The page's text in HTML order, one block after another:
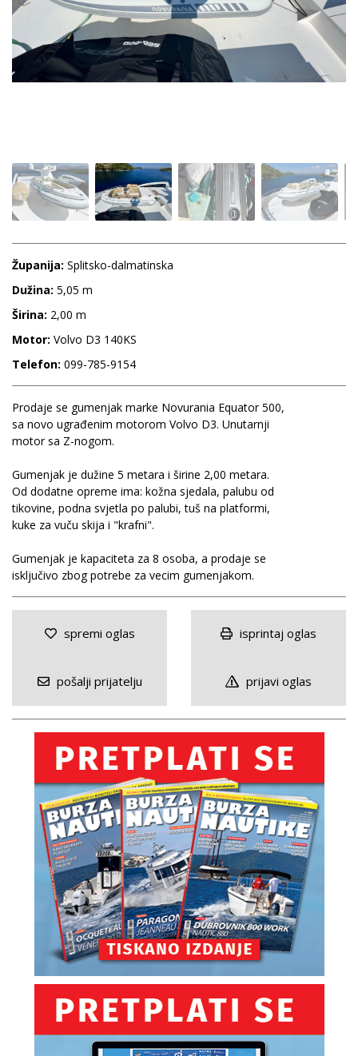
Županija: Splitsko-dalmatinska
Dužina: 5,05 m
Širina: 2,00 m
Motor: Volvo D3 140KS
Telefon: 099-785-9154
Prodaje se gumenjak marke Novurania Equator 500,
sa novo ugrađenim motorom Volvo D3. Unutarnji
motor sa Z-nogom.
Gumenjak je dužine 5 metara i širine 2,00 metara.
Od dodatne opreme ima: kožna sjedala, palubu od
tikovine, podna svjetla po palubi, tuš na platformi,
kuke za vuču skija i "krafni".
Gumenjak je kapaciteta za 8 osoba, a prodaje se
isključivo zbog potrebe za vecim gumenjakom.
spremi oglas isprintaj oglas
pošalji prijatelju prijavi oglas